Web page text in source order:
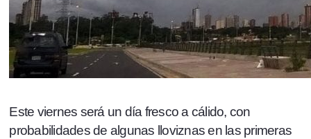
Este viernes será un día fresco a cálido, con
probabilidades de algunas lloviznas en las primeras